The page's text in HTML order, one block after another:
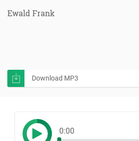
Ewald Frank
Download MP3
0:00